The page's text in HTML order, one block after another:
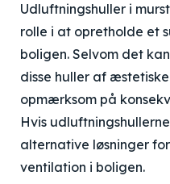
Udluftningshuller i
rolle i at opretholde et
boligen. Selvom det
disse huller af
opmærksom på
Hvis
alternative løsninger
ventilation i boligen.